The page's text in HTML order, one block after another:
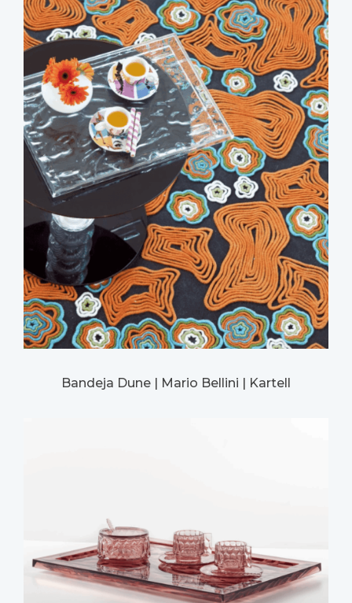
Bandeja Dune | Mario Bellini | Kartell